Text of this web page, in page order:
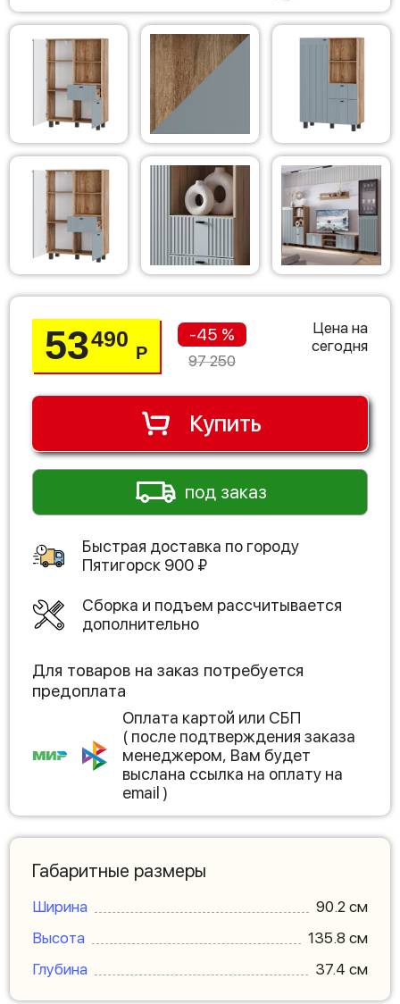
53490
Р
-45 %
97 250
Цена на
сегодня
Купить
под заказ
Быстрая доставка по городу
Пятигорск 900 ₽
Сборка и подъем рассчитывается
дополнительно
Для товаров на заказ потребуется
предоплата
Оплата картой или СБП
( после подтверждения заказа
менеджером, Вам будет
выслана ссылка на оплату на
email )
Габаритные размеры
Ширина
90.2 см
Высота
135.8 см
Глубина
37.4 см